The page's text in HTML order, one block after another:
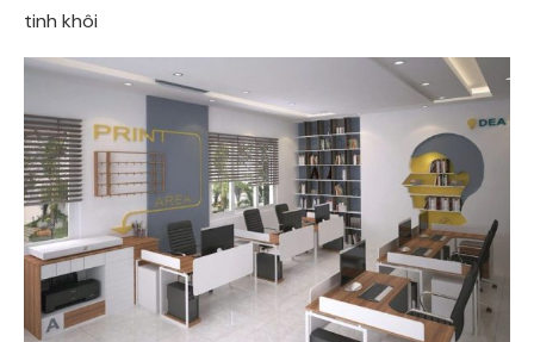
tinh khôi